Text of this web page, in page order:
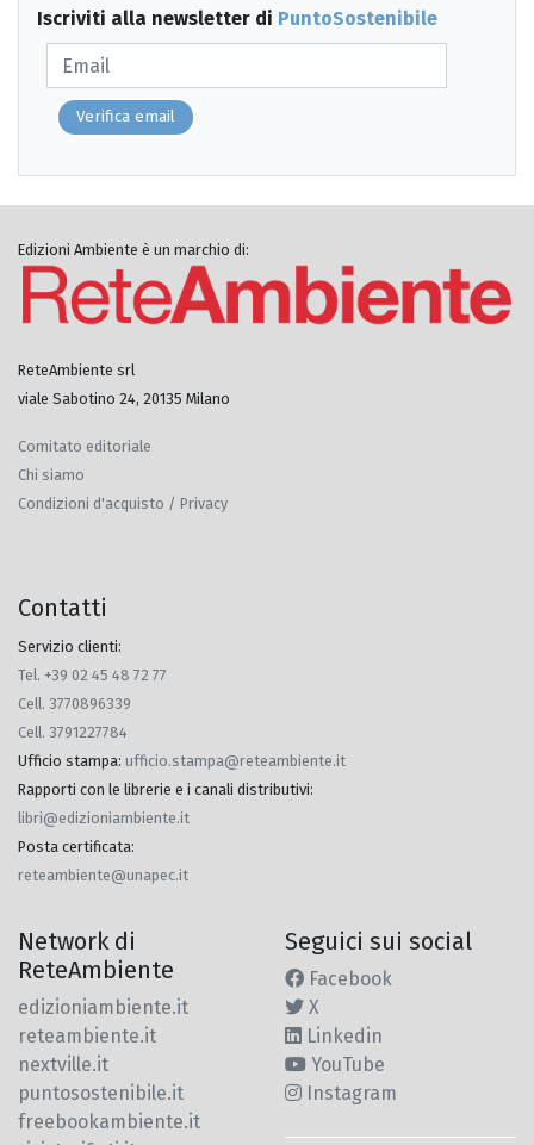
Iscriviti alla newsletter di PuntoSostenibile
Verifica email
Edizioni Ambiente è un marchio di:
ReteAmbiente srl
viale Sabotino 24, 20135 Milano
Comitato editoriale
Chi siamo
Condizioni d'acquisto / Privacy
Contatti
Servizio clienti:
Tel. +39 02 45 48 72 77
Cell. 3770896339
Cell. 3791227784
Ufficio stampa: ufficio.stampa@reteambiente.it
Rapporti con le librerie e i canali distributivi:
libri@edizioniambiente.it
Posta certificata:
reteambiente@unapec.it
Network di
ReteAmbiente
edizioniambiente.it
reteambiente.it
nextville.it
puntosostenibile.it
freebookambiente.it
Seguici sui social
Facebook
X
Linkedin
YouTube
Instagram